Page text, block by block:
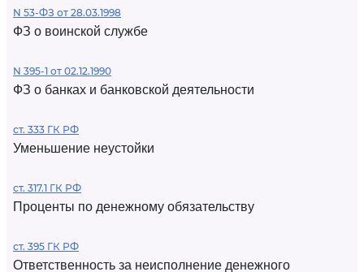
N 53-ФЗ от 28.03.1998
ФЗ о воинской службе
N 395-1 от 02.12.1990
ФЗ о банках и банковской деятельности
ст. 333 ГК РФ
Уменьшение неустойки
ст. 317.1 ГК РФ
Проценты по денежному обязательству
ст. 395 ГК РФ
Ответственность за неисполнение денежного